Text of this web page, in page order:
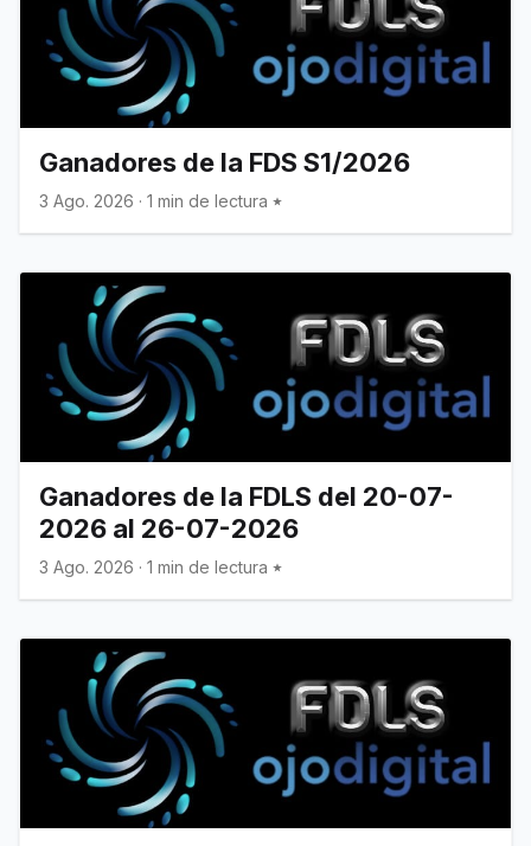
Ganadores de la FDS S1/2026
3 Ago. 2026 · 1 min de lectura
Ganadores de la FDLS del 20-07-
2026 al 26-07-2026
3 Ago. 2026 · 1 min de lectura